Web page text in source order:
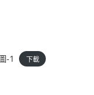
-1 下載